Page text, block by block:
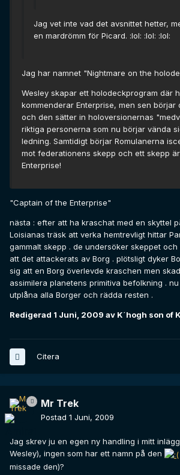
Jag vet inte vad det avsnittet hetter,
en mardrömm för Picard. :lol: :lol: :lol:
Jag har namnet "Nightmare on the
Wesley skapar ett holodeckprogram där
kommenderar Enterprise, men sen börjar
och den sätter in holoversionernas
riktiga personerna som nu börjar vända
ledning. Samtidigt börjar Romulanerna
mot federationens skepp och ett skepp
Enterprise!
"Captain of the Enterprise"
nästa : efter att ha kraschat med en skyttel
Loisianas träsk att verka hemtrevligt hittar
gammalt skepp . de undersöker skeppet
att det attackerats av Borg . plötsligt dyker
sig att en Borg överlevde kraschen men
assimilera planetens primitiva befolkning .
utplåna alla Borger och rädda resten .
Redigerad 1 Juni, 2009 av K´hogh son of
Citera
Mr Trek
Postad 1 Juni, 2009
Jag skrev ju en egen ny handling i mitt
Wesley), ingen som har ett namn på den
missade den)?